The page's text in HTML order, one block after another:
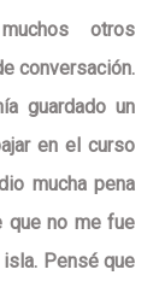
otros
conversación.
guardado un
en el curso
mucha pena
que no me fue
isla. Pensé que